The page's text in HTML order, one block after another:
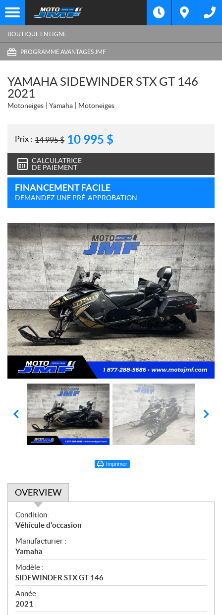
BOUTIQUE EN LIGNE
PROGRAMME AVANTAGES JMF
YAMAHA SIDEWINDER STX GT 146
2021
Motoneiges Yamaha Motoneiges
Prix : 14 995$ 10 995 $
CALCULATRICE
DE PAIEMENT
FINANCEMENT FACILE
DEMANDEZ UNE PRÉ-APPROBATION
Imprimer
OVERVIEW
O
v
e
r
v
i
e
w
Condition:
Véhicule d'occasion
Manufacturier :
Yamaha
Modèle :
SIDEWINDER STX GT 146
Année :
2021